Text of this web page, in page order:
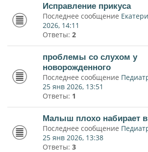
Исправление прикуса
Последнее сообщение
2026, 14:11
Ответы: 2
проблемы со слухом у
новорожденного
Последнее сообщение
25 янв 2026, 13:51
Ответы: 1
Малыш плохо набирает в
Последнее сообщение
25 янв 2026, 13:38
Ответы: 3